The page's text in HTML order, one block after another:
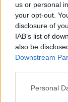
us or personal
your opt-out.
disclosure of
IAB’s list of
also be
Downstream
Personal
kan fyllas
rudimen...
Börja
Starta din
Eller logga